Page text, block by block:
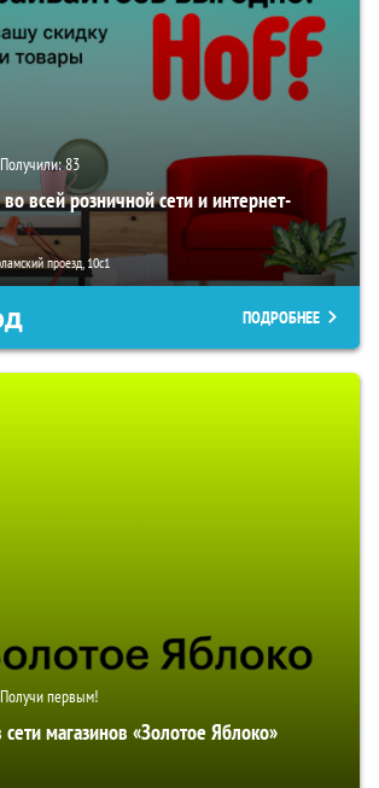
Получили:83
всей розничной сети и интернет-
проезд, 10с1
ПОДРОБНЕЕ
Получи первым!
магазинов «Золотое Яблоко»